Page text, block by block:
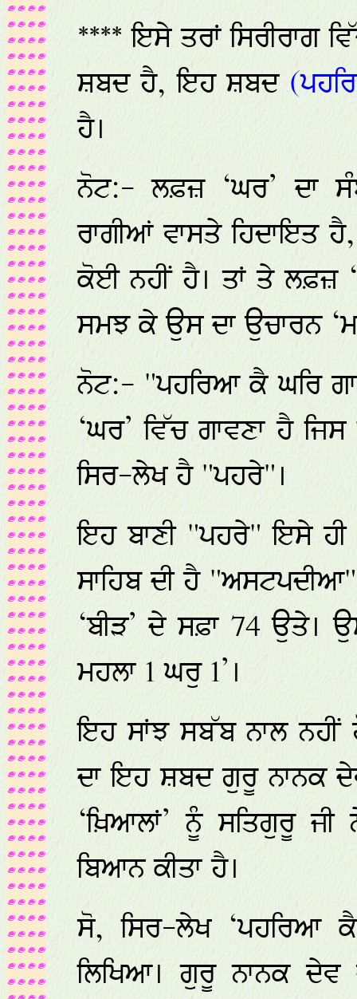
**** ਇਸੇ ਤਰਾਂ ਸਿਰੀਰਾਗ
ਸ਼ਬਦ ਹੈ, ਇਹ ਸ਼ਬਦ
ਹੈ।
ਨੋਟ:- ਲਫ਼ਜ਼ ‘ਘਰ’ ਦਾ
ਰਾਗੀਆਂ ਵਾਸਤੇ ਹਿਦਾਇਤ
ਕੋਈ ਨਹੀਂ ਹੈ। ਤਾਂ ਤੇ ਲਫ਼ਜ਼
ਸਮਝ ਕੇ ਉਸ ਦਾ ਉਚਾਰਨ
ਨੋਟ:- "ਪਹਰਿਆ ਕੈ ਘਰਿ
‘ਘਰ’ ਵਿੱਚ ਗਾਵਣਾ ਹੈ
ਸਿਰ-ਲੇਖ ਹੈ "ਪਹਰੇ"।
ਇਹ ਬਾਣੀ "ਪਹਰੇ" ਇਸੇ ਹੀ
ਸਾਹਿਬ ਦੀ ਹੈ
‘ਬੀੜ’ ਦੇ ਸਫ਼ਾ 74 ਉਤੇ।
ਮਹਲਾ 1 ਘਰੁ 1’।
ਇਹ ਸਾਂਝ ਸਬੱਬ ਨਾਲ ਨਹੀਂ
ਦਾ ਇਹ ਸ਼ਬਦ ਗੁਰੂ ਨਾਨਕ
‘ਖ਼ਿਆਲਾਂ’ ਨੂੰ ਸਤਿਗੁਰੂ
ਬਿਆਨ ਕੀਤਾ ਹੈ।
ਸੋ, ਸਿਰ-ਲੇਖ ‘ਪਹਰਿਆ
ਲਿਖਿਆ। ਗੁਰੂ ਨਾਨਕ